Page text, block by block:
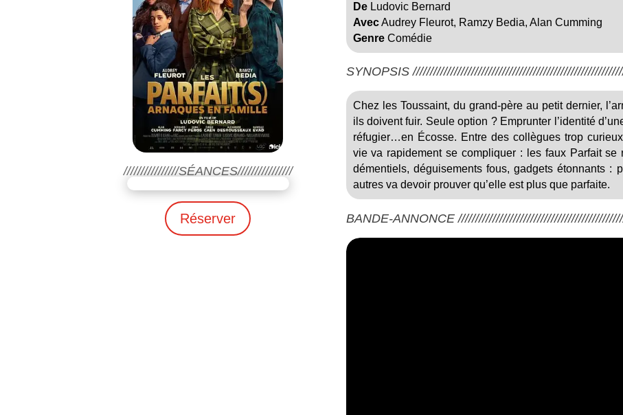
////////////////SÉANCES////////////////
Réserver
DeLudovic Bernard
AvecAudrey Fleurot, Ramzy Bedia, Alan Cumming
GenreComédie
SYNOPSIS
Chez les Toussaint, du grand-père au petit dernier,
ils doivent fuir. Seule option ? Emprunter l’identité
réfugier…en Écosse. Entre des collègues trop
vie va rapidement se compliquer : les faux Parfait se
démentiels, déguisements fous, gadgets étonnants :
autres va devoir prouver qu’elle est plus que parfaite.
BANDE-ANNONCE